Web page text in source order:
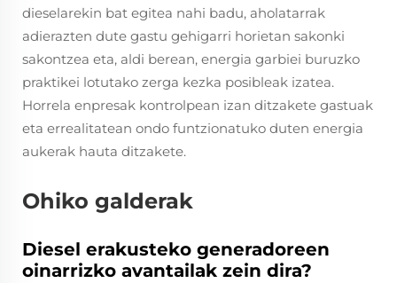
dieselarekin bat egitea nahi badu, aholatarrak
adierazten dute gastu gehigarri horietan sakonki
sakontzea eta, aldi berean, energia garbiei buruzko
praktikei lotutako zerga kezka posibleak izatea.
Horrela enpresak kontrolpean izan ditzakete gastuak
eta errealitatean ondo funtzionatuko duten energia
aukerak hauta ditzakete.
Ohiko galderak
Diesel erakusteko generadoreen
oinarrizko avantailak zein dira?